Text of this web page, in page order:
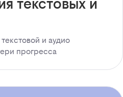
текстовых и
и аудио
прогресса